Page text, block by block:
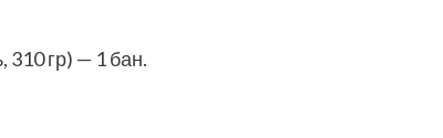
гр) — 1 бан.